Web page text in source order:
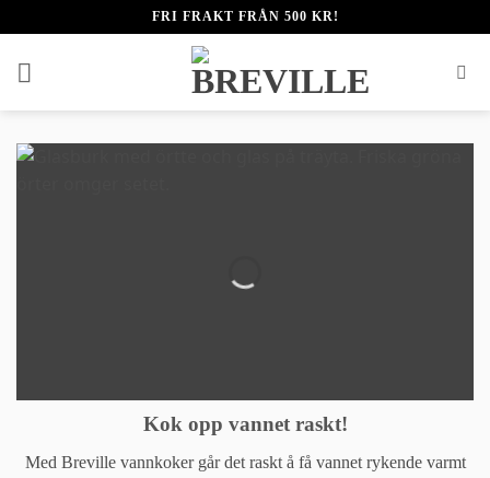
to
content
FRI FRAKT FRÅN 500 KR!
HETAST ...
Kok opp vannet raskt!
Med Breville vannkoker går det raskt å få vannet rykende varmt